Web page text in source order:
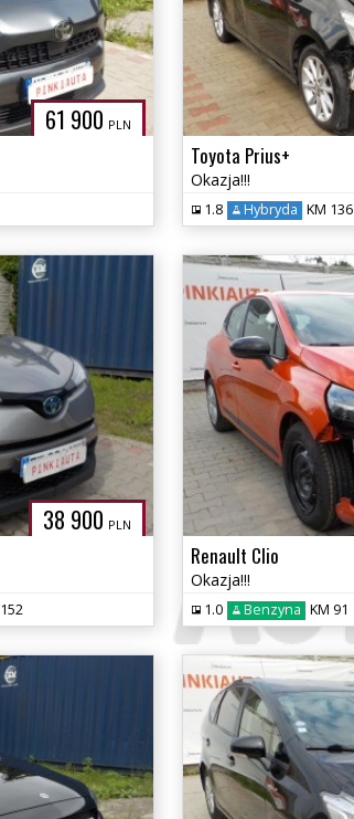
61 900 PLN
Toyota Prius+
Okazja!!!
1.8 Hybryda KM 136
38 900 PLN
Renault Clio
Okazja!!!
1.0 Benzyna KM 91